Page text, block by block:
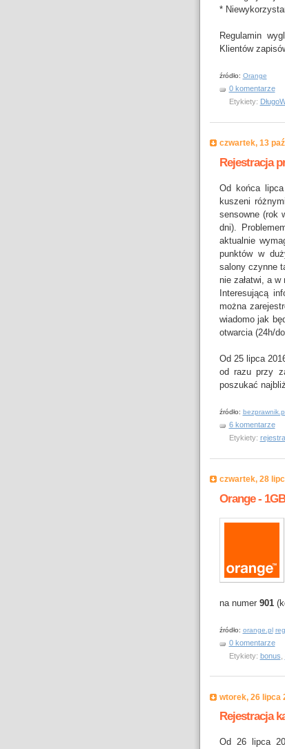
*
Regulamin
Klientów
źródło: Orange
0 komentarze
Etykiety:
czwartek, 13
Rejestracja
Od końca
kuszeni
sensowne (rok
dni).
aktualnie
punktów w
salony czynne
nie załatwi, a
Interesującą
można
wiadomo jak
otwarcia (24h/
Od 25 lipca
od razu przy
poszukać
źródło:
6 komentarze
Etykiety:
czwartek, 28
Orange -
na numer 901
źródło: orange.pl
0 komentarze
Etykiety: bonus
wtorek, 26 lipca
Rejestracja
Od 26 lipca